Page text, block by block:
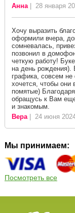
Анна| 28 января
Хочу выразить
оформили вчера,
сомневалась,
позвонил в
четкую работу!
на день рождения).
графика, совсем не
хочется, чтобы они
помятые)
обращусь к Вам
и знакомым.
Вера| 24 июня
Мы принимаем:
Посмотреть все